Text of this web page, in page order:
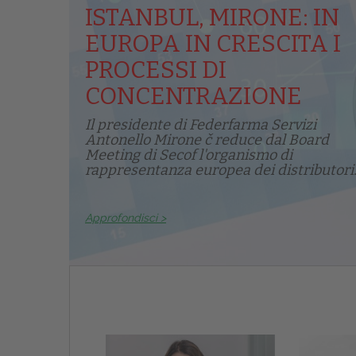
ISTANBUL, MIRONE: IN
EUROPA IN CRESCITA I
PROCESSI DI
CONCENTRAZIONE
Il presidente di Federfarma Servizi
Antonello Mirone č reduce dal Board
Meeting di Secof l'organismo di
rappresentanza europea dei
Approfondisci >